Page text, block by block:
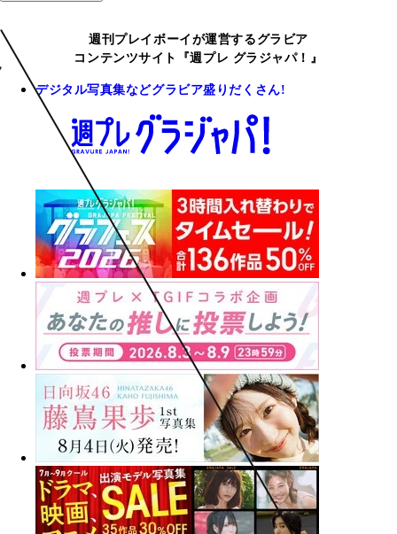
週刊プレイボーイが運営するグラビア
コンテンツサイト『週プレ グラジャパ！』
デジタル写真集などグラビア盛りだくさん!